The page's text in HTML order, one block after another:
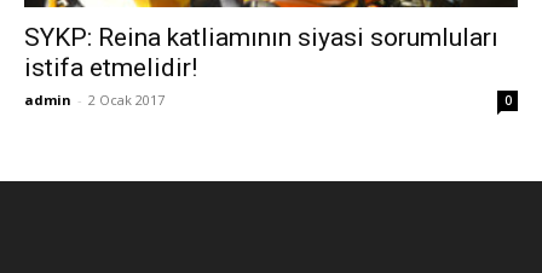
SYKP: Reina katliamının siyasi sorumluları
istifa etmelidir!
admin - 2 Ocak 2017 0